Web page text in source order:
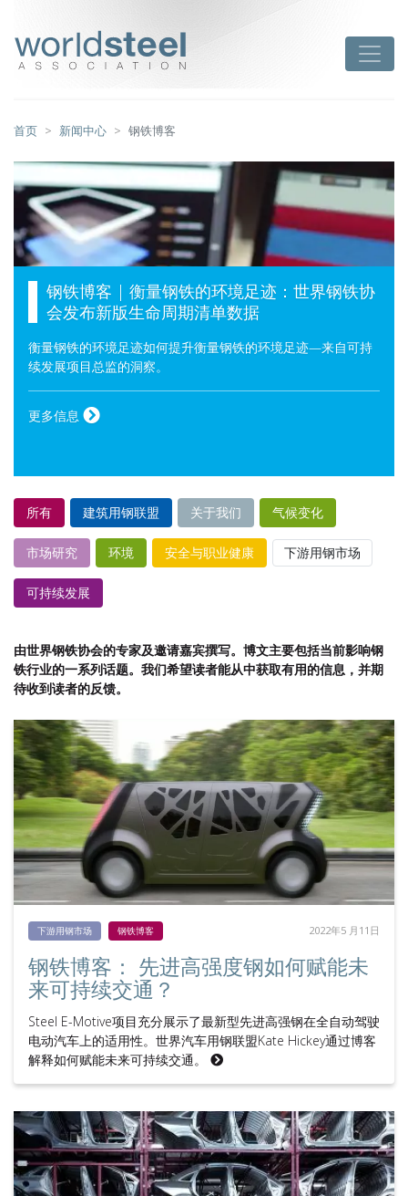
首页 新闻中心 钢铁博客
钢铁博客 | 衡量钢铁的环境足迹：世界钢铁协
会发布新版生命周期清单数据
衡量钢铁的环境足迹如何提升衡量钢铁的环境足迹—来自可持
续发展项目总监的洞察。
更多信息
所有 建筑用钢联盟 关于我们 气候变化
市场研究 环境 安全与职业健康 下游用钢市场
可持续发展
由世界钢铁协会的专家及邀请嘉宾撰写。博文主要包括当前影响钢
铁行业的一系列话题。我们希望读者能从中获取有用的信息，并期
待收到读者的反馈。
下游用钢市场 钢铁博客 2022年5 月11日
钢铁博客： 先进高强度钢如何赋能未
来可持续交通？
Steel E-Motive项目充分展示了最新型先进高强钢在全自动驾驶
电动汽车上的适用性。世界汽车用钢联盟Kate Hickey通过博客
解释如何赋能未来可持续交通。